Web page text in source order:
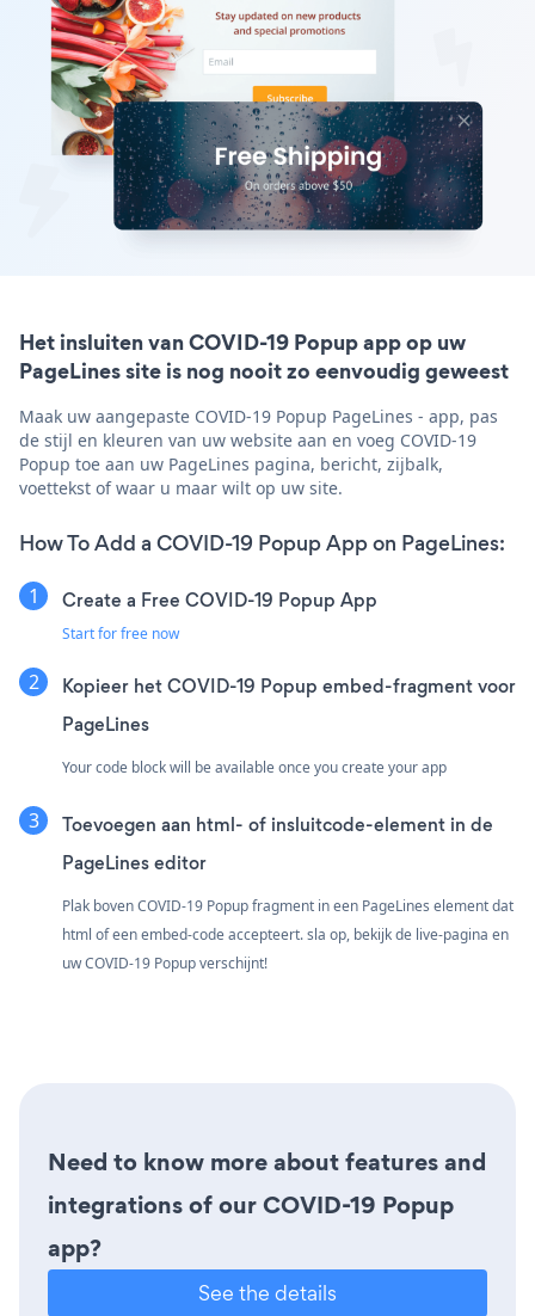
Het insluiten van COVID-19 Popup app op uw
PageLines site is nog nooit zo eenvoudig geweest
Maak uw aangepaste COVID-19 Popup PageLines - app, pas
de stijl en kleuren van uw website aan en voeg COVID-19
Popup toe aan uw PageLines pagina, bericht, zijbalk,
voettekst of waar u maar wilt op uw site.
How To Add a COVID-19 Popup App on PageLines:
Create a Free COVID-19 Popup App
Start for free now
Kopieer het COVID-19 Popup embed-fragment voor
PageLines
Your code block will be available once you create your app
Toevoegen aan html- of insluitcode-element in de
PageLines editor
Plak boven COVID-19 Popup fragment in een PageLines element dat
html of een embed-code accepteert. sla op, bekijk de live-pagina en
uw COVID-19 Popup verschijnt!
Need to know more about features and
integrations of our COVID-19 Popup
app?
See the details